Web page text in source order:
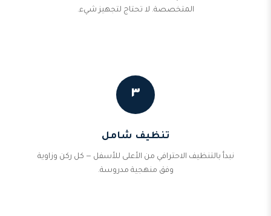
المتخصصة. لا تحتاج لتجهيز شيء.
٣
تنظيف شامل
نبدأ بالتنظيف الاحترافي من الأعلى للأسفل — كل ركن وزاوية
وفق منهجية مدروسة.